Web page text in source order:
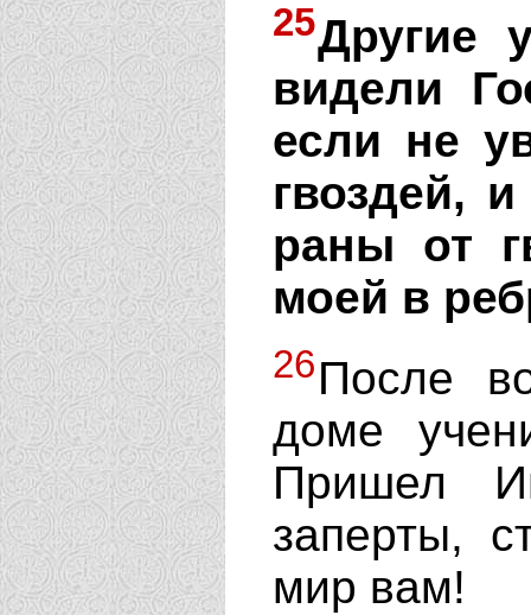
25Другие
видели
если не
гвоздей,
раны от
моей в
26После
доме
Пришел
заперты,
мир вам!